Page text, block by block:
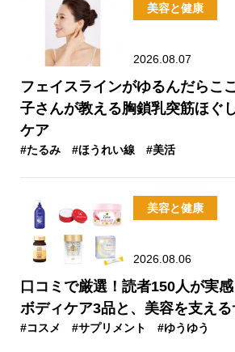
美容と健康
2026.08.07
フェイスラインがゆるんだらこ
子さんが教える胸鎖乳突筋ほぐ
ケア
#たるみ #ほうれい線 #美活
美容と健康
2026.08.06
口コミで厳選！読者150人が実
ボディケア3品と、美容を支え
#コスメ #サプリメント #ゆうゆう